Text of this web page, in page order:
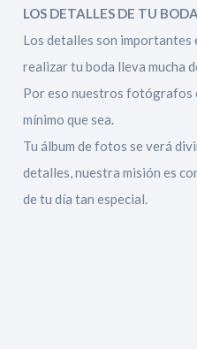
LOS DETALLES DE TU
Los detalles son importantes
realizar tu boda lleva mucha
Por eso nuestros fotógrafos
mínimo que sea.
Tu álbum de fotos se verá
detalles, nuestra misión es
de tu día tan especial.